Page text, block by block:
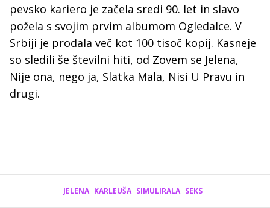
pevsko kariero je začela sredi 90. let in slavo
požela s svojim prvim albumom Ogledalce. V
Srbiji je prodala več kot 100 tisoč kopij. Kasneje
so sledili še številni hiti, od Zovem se Jelena,
Nije ona, nego ja, Slatka Mala, Nisi U Pravu in
drugi.
JELENA KARLEUŠA SIMULIRALA SEKS